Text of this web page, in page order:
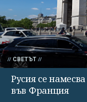
СВЕТЪТ
Русия се
във Франция